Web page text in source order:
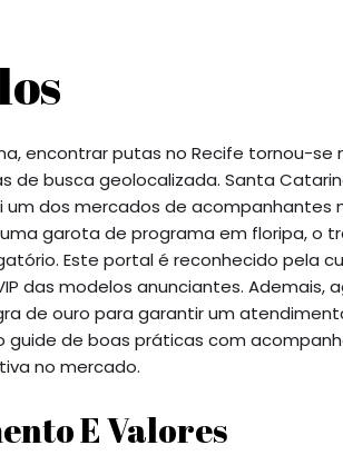
encontrar putas no Recife tornou-se
de busca geolocalizada. Santa
um dos mercados de acompanhantes
garota de programa em floripa, o
Este portal é reconhecido pela
das modelos anunciantes. Ademais,
de ouro para garantir um
guide de boas práticas com
no mercado.
E Valores